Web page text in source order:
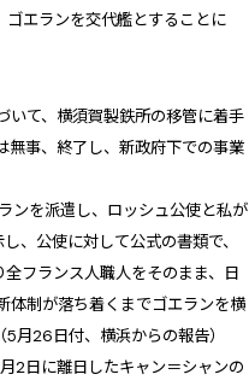
エランを交代艦とすることに
いて、横須賀製鉄所の移管に着手
無事、終了し、新政府下での事業
ンを派遣し、ロッシュ公使と私が
、公使に対して公式の書類で、
フランス人職人をそのまま、日
体制が落ち着くまでゴエランを横
月26日付、横浜からの報告）
2日に離日したキャン＝シャンの